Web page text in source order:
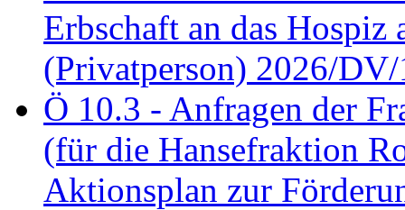
Erbschaft an das
(Privatperson) 2026/DV/
Ö 10.3 - Anfragen der
(für die Hansefraktion
Aktionsplan zur